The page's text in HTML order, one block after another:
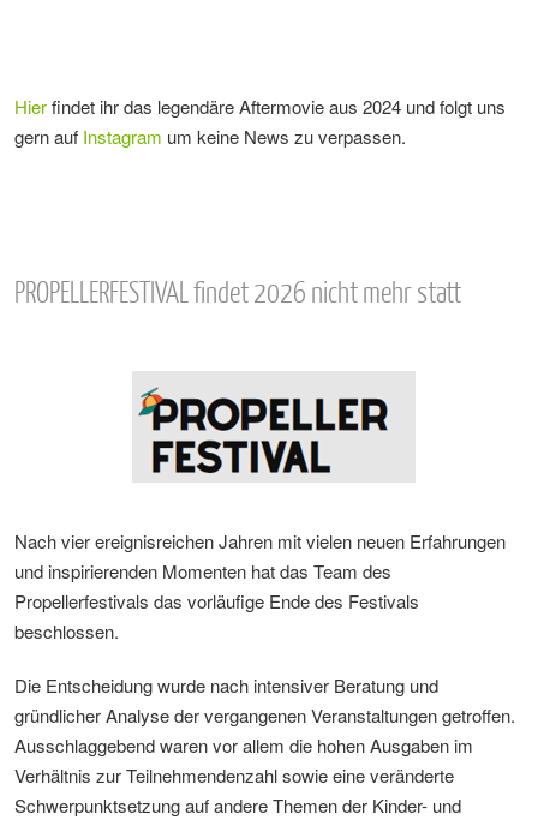
Hierfindet ihr das legendäre Aftermovie aus 2024 und folgt uns
gern auf Instagram um keine News zu verpassen.
PROPELLERFESTIVAL findet 2026 nicht mehr statt
Nach vier ereignisreichen Jahren mit vielen neuen Erfahrungen
und inspirierenden Momenten hat das Team des
Propellerfestivals das vorläufige Ende des Festivals
beschlossen.
Die Entscheidung wurde nach intensiver Beratung und
gründlicher Analyse der vergangenen Veranstaltungen getroffen.
Ausschlaggebend waren vor allem die hohen Ausgaben im
Verhältnis zur Teilnehmendenzahl sowie eine veränderte
Schwerpunktsetzung auf andere Themen der Kinder- und